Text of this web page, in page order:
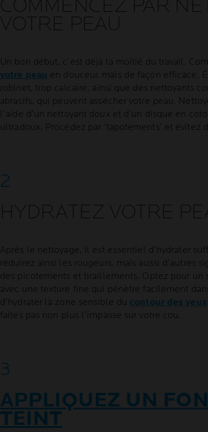
COMMENCEZ PAR
VOTRE PEAU
Un bon début, c’est déjà la moitié du travail.
votre peau en douceur, mais de façon efficace.
robinet, trop calcaire, ainsi que des nettoyants
abrasifs, qui peuvent assécher votre peau.
l’aide d’un nettoyant doux et d’un disque en
ultradoux. Procédez par ‘tapotements’ et évitez
HYDRATEZ VOTRE
Après le nettoyage, il est essentiel d’hydrater
réduirez ainsi les rougeurs, mais aussi d’autres
des picotements et tiraillements. Optez pour un
avec une texture fine qui pénètre facilement
d’hydrater la zone sensible du contour des yeux
faites pas non plus l’impasse sur votre cou.
APPLIQUEZ UN
TEINT